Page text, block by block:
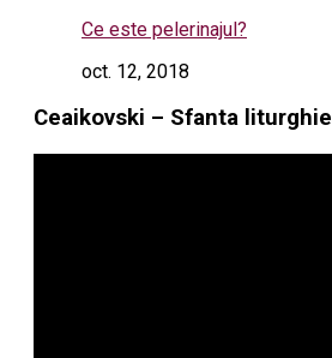
Ce este pelerinajul?
oct. 12, 2018
Ceaikovski – Sfanta liturghie